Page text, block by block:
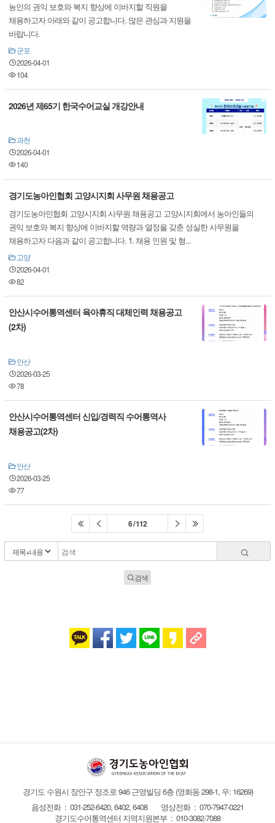
농인의 권익 보호와 복지 향상에 이바지할 직원을
채용하고자 아래와 같이 공고합니다. 많은 관심과 지원을
바랍니다.
군포
2026-04-01
104
2026년 제65기 한국수어교실 개강안내
과천
2026-04-01
140
경기도농아인협회 고양시지회 사무원 채용공고
경기도농아인협회 고양시지회 사무원 채용공고 고양시지회에서 농아인들의
권익 보호와 복지 향상에 이바지할 역량과 열정을 갖춘 성실한 사무원을
채용하고자 다음과 같이 공고합니다. 1. 채용 인원 및 형...
고양
2026-04-01
82
안산시수어통역센터 육아휴직 대체인력 채용공고
(2차)
안산
2026-03-25
78
안산시수어통역센터 신입/경력직 수어통역사
채용공고(2차)
안산
2026-03-25
77
6 / 112
검색
경기도 수원시 장안구 정조로 946 근영빌딩 6층 (영화동 298-1, 우: 16269)
음성전화 : 031-252-6420, 6402, 6408
영상전화 : 070-7947-0221
경기도수어통역센터 지역지원본부 : 010-3082-7088